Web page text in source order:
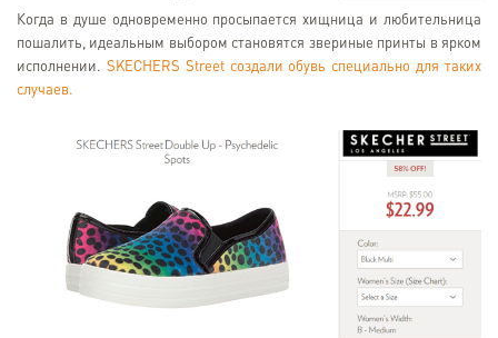
Когда в душе одновременно просыпается хищница и любительница
пошалить, идеальным выбором становятся звериные принты в ярком
исполнении. SKECHERS Street создали обувь специально для таких
случаев.